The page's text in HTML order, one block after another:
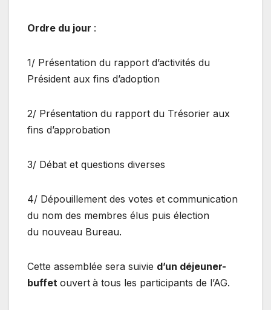
Ordre du jour :
1/ Présentation du rapport d’activités du
Président aux fins d’adoption
2/ Présentation du rapport du Trésorier aux
fins d’approbation
3/ Débat et questions diverses
4/ Dépouillement des votes et communication
du nom des membres élus puis élection
du nouveau Bureau.
Cette assemblée sera suivie d’un déjeuner-
buffet ouvert à tous les participants de l’AG.